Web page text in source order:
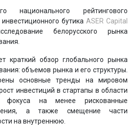
национального рейтингового
бутика ASER Capital
белорусского рынка
краткий обзор глобального рынка
объемов рынка и его структуры.
основные тренды на мировом
инвестиций в стартапы в области
фокуса на менее рискованные
а также смещение части
на внутреннюю.